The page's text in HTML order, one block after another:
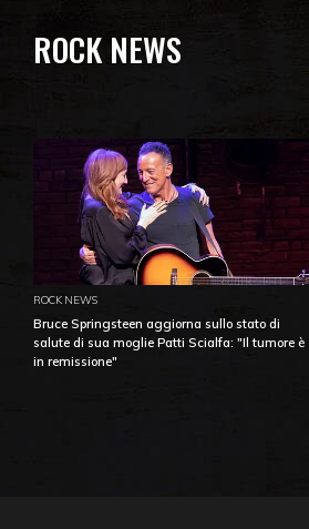
ROCK NEWS
ROCK NEWS
Bruce Springsteen aggiorna sullo stato di
salute di sua moglie Patti Scialfa: "Il tumore è
in remissione"